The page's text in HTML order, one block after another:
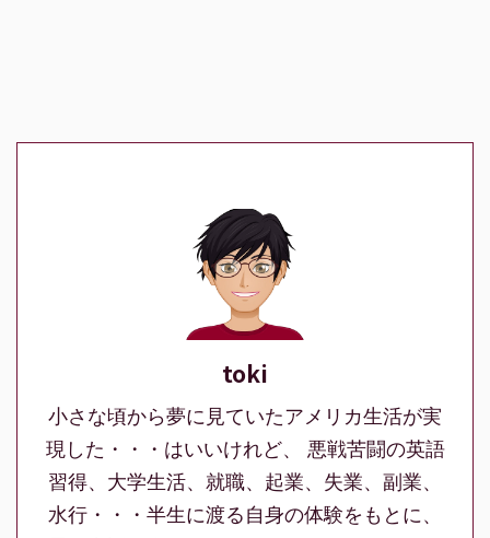
toki
小さな頃から夢に見ていたアメリカ生活が実
現した・・・はいいけれど、 悪戦苦闘の英語
習得、大学生活、就職、起業、失業、副業、
水行・・・半生に渡る自身の体験をもとに、